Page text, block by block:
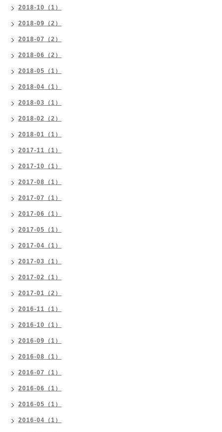
2018-10（1）
2018-09（2）
2018-07（2）
2018-06（2）
2018-05（1）
2018-04（1）
2018-03（1）
2018-02（2）
2018-01（1）
2017-11（1）
2017-10（1）
2017-08（1）
2017-07（1）
2017-06（1）
2017-05（1）
2017-04（1）
2017-03（1）
2017-02（1）
2017-01（2）
2016-11（1）
2016-10（1）
2016-09（1）
2016-08（1）
2016-07（1）
2016-06（1）
2016-05（1）
2016-04（1）